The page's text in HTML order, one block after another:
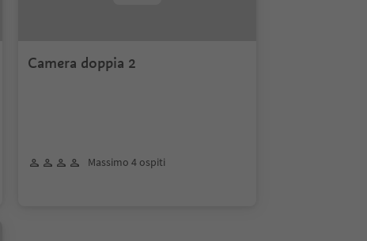
Camera doppia 2
Massimo 4 ospiti